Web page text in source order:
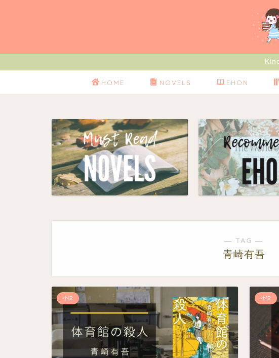
HOME NOVELS EHON
― TAG ―
青崎有吾
小説 小説